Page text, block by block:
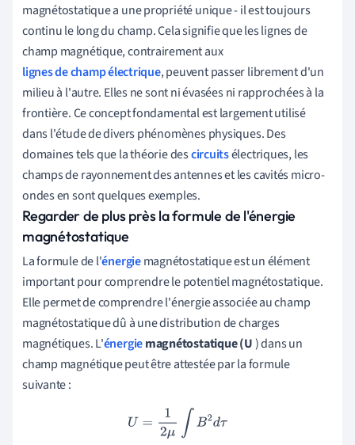
magnétostatique a une propriété unique - il est toujours
continu le long du champ. Cela signifie que les lignes de
champ magnétique, contrairement aux
lignes de champ électrique, peuvent passer librement d'un
milieu à l'autre. Elles ne sont ni évasées ni rapprochées à la
frontière. Ce concept fondamental est largement utilisé
dans l'étude de divers phénomènes physiques. Des
domaines tels que la théorie descircuitsélectriques, les
champs de rayonnement des antennes et les cavités micro-
ondes en sont quelques exemples.
Regarder de plus près la formule de l'énergie
magnétostatique
La formule de l'énergiemagnétostatique est un élément
important pour comprendre le potentiel magnétostatique.
Elle permet de comprendre l'énergie associée au champ
magnétostatique dû à une distribution de charges
magnétiques. L'énergiemagnétostatique (U) dans un
champ magnétique peut être attestée par la formule
suivante :
U =12μ B2 dτ